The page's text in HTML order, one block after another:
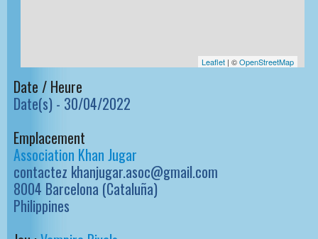
Leaflet | ©OpenStreetMap
Date / Heure
Date(s) - 30/04/2022
Emplacement
Association Khan Jugar
contactez khanjugar.asoc@gmail.com
8004 Barcelona (Cataluña)
Philippines